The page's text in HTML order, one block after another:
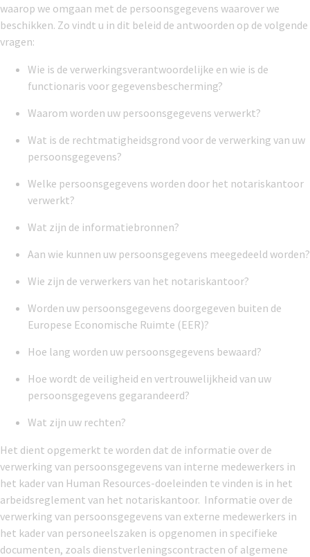
waarop we omgaan met de persoonsgegevens waarover we
beschikken. Zo vindt u in dit beleid de antwoorden op de volgende
vragen:
Wie is de verwerkingsverantwoordelijke en wie is de
functionaris voor gegevensbescherming?
Waarom worden uw persoonsgegevens verwerkt?
Wat is de rechtmatigheidsgrond voor de verwerking van uw
persoonsgegevens?
Welke persoonsgegevens worden door het notariskantoor
verwerkt?
Wat zijn de informatiebronnen?
Aan wie kunnen uw persoonsgegevens meegedeeld worden?
Wie zijn de verwerkers van het notariskantoor?
Worden uw persoonsgegevens doorgegeven buiten de
Europese Economische Ruimte (EER)?
Hoe lang worden uw persoonsgegevens bewaard?
Hoe wordt de veiligheid en vertrouwelijkheid van uw
persoonsgegevens gegarandeerd?
Wat zijn uw rechten?
Het dient opgemerkt te worden dat de informatie over de
verwerking van persoonsgegevens van interne medewerkers in
het kader van Human Resources-doeleinden te vinden is in het
arbeidsreglement van het notariskantoor. Informatie over de
verwerking van persoonsgegevens van externe medewerkers in
het kader van personeelszaken is opgenomen in specifieke
documenten, zoals dienstverleningscontracten of algemene